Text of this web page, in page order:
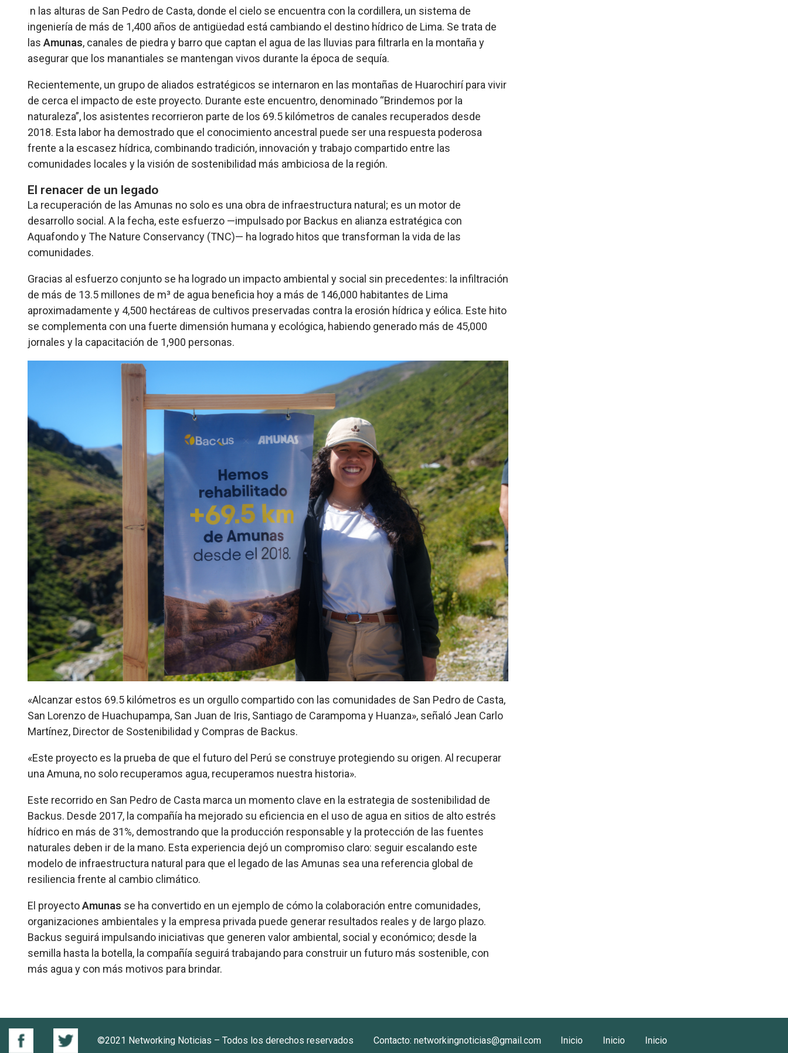
n las alturas de San Pedro de Casta, donde el cielo se encuentra con la cordillera, un sistema de
ingeniería de más de 1,400 años de antigüedad está cambiando el destino hídrico de Lima. Se trata de
las Amunas, canales de piedra y barro que captan el agua de las lluvias para filtrarla en la montaña y
asegurar que los manantiales se mantengan vivos durante la época de sequía.
Recientemente, un grupo de aliados estratégicos se internaron en las montañas de Huarochirí para vivir
de cerca el impacto de este proyecto. Durante este encuentro, denominado “Brindemos por la
naturaleza”, los asistentes recorrieron parte de los 69.5 kilómetros de canales recuperados desde
2018. Esta labor ha demostrado que el conocimiento ancestral puede ser una respuesta poderosa
frente a la escasez hídrica, combinando tradición, innovación y trabajo compartido entre las
comunidades locales y la visión de sostenibilidad más ambiciosa de la región.
El renacer de un legado
La recuperación de las Amunas no solo es una obra de infraestructura natural; es un motor de
desarrollo social. A la fecha, este esfuerzo —impulsado por Backus en alianza estratégica con
Aquafondo y The Nature Conservancy (TNC)— ha logrado hitos que transforman la vida de las
comunidades.
Gracias al esfuerzo conjunto se ha logrado un impacto ambiental y social sin precedentes: la infiltración
de más de 13.5 millones de m³ de agua beneficia hoy a más de 146,000 habitantes de Lima
aproximadamente y 4,500 hectáreas de cultivos preservadas contra la erosión hídrica y eólica. Este hito
se complementa con una fuerte dimensión humana y ecológica, habiendo generado más de 45,000
jornales y la capacitación de 1,900 personas.
«Alcanzar estos 69.5 kilómetros es un orgullo compartido con las comunidades de San Pedro de Casta,
San Lorenzo de Huachupampa, San Juan de Iris, Santiago de Carampoma y Huanza», señaló Jean Carlo
Martínez, Director de Sostenibilidad y Compras de Backus.
«Este proyecto es la prueba de que el futuro del Perú se construye protegiendo su origen. Al recuperar
una Amuna, no solo recuperamos agua, recuperamos nuestra historia».
Este recorrido en San Pedro de Casta marca un momento clave en la estrategia de sostenibilidad de
Backus. Desde 2017, la compañía ha mejorado su eficiencia en el uso de agua en sitios de alto estrés
hídrico en más de 31%, demostrando que la producción responsable y la protección de las fuentes
naturales deben ir de la mano. Esta experiencia dejó un compromiso claro: seguir escalando este
modelo de infraestructura natural para que el legado de las Amunas sea una referencia global de
resiliencia frente al cambio climático.
El proyectoAmunas se ha convertido en un ejemplo de cómo la colaboración entre comunidades,
organizaciones ambientales y la empresa privada puede generar resultados reales y de largo plazo.
Backus seguirá impulsando iniciativas que generen valor ambiental, social y económico; desde la
semilla hasta la botella, la compañía seguirá trabajando para construir un futuro más sostenible, con
más agua y con más motivos para brindar.
©2021 Networking Noticias – Todos los derechos reservados Contacto: networkingnoticias@gmail.com Inicio Inicio Inicio